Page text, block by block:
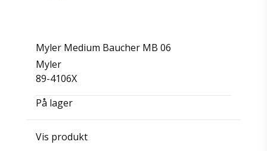
Myler Medium Baucher MB 06
Myler
89-4106X
På lager
Vis produkt